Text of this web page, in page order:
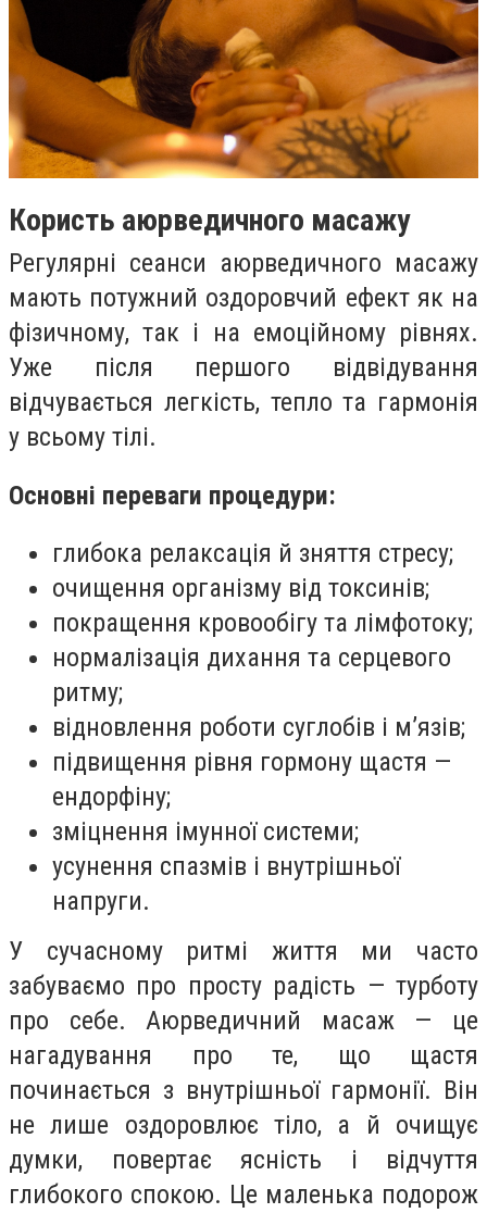
Користь аюрведичного масажу
Регулярні сеанси аюрведичного масажу
мають потужний оздоровчий ефект як на
фізичному, так і на емоційному рівнях.
Уже після першого відвідування
відчувається легкість, тепло та гармонія
у всьому тілі.
Основні переваги процедури:
глибока релаксація й зняття стресу;
очищення організму від токсинів;
покращення кровообігу та лімфотоку;
нормалізація дихання та серцевого
ритму;
відновлення роботи суглобів і м’язів;
підвищення рівня гормону щастя —
ендорфіну;
зміцнення імунної системи;
усунення спазмів і внутрішньої
напруги.
У сучасному ритмі життя ми часто
забуваємо про просту радість — турботу
про себе. Аюрведичний масаж — це
нагадування про те, що щастя
починається з внутрішньої гармонії. Він
не лише оздоровлює тіло, а й очищує
думки, повертає ясність і відчуття
глибокого спокою. Це маленька подорож